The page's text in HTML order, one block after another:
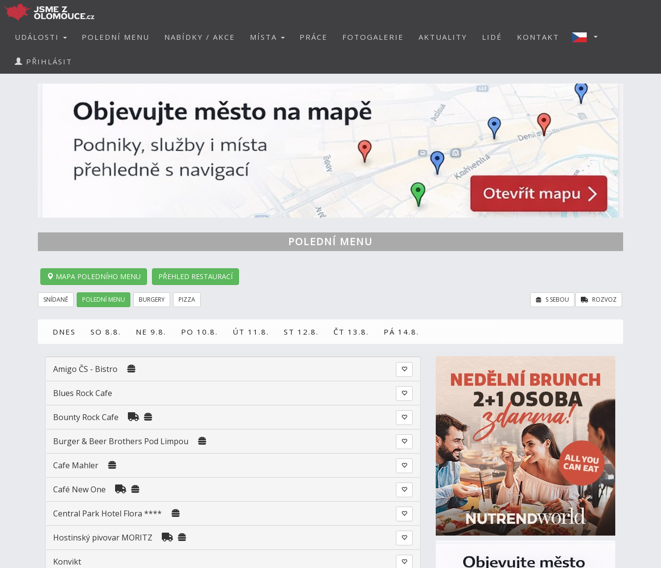
UDÁLOSTI POLEDNÍ MENU NABÍDKY / AKCE MÍSTA PRÁCE FOTOGALERIE AKTUALITY LIDÉ KONTAKT
PŘIHLÁSIT
POLEDNÍ MENU
MAPA POLEDNÍHO MENU PŘEHLED RESTAURACÍ
SNÍDANĚ POLEDNÍ MENU BURGERY PIZZA ROZVOZ
S SEBOU
DNES SO 8.8. NE 9.8. PO 10.8. ÚT 11.8. ST 12.8. ČT 13.8. PÁ 14.8.
Amigo ČS - Bistro
Blues Rock Cafe
Bounty Rock Cafe
Burger & Beer Brothers Pod Limpou
Cafe Mahler
Café New One
Central Park Hotel Flora ****
Hostinský pivovar MORITZ
Konvikt